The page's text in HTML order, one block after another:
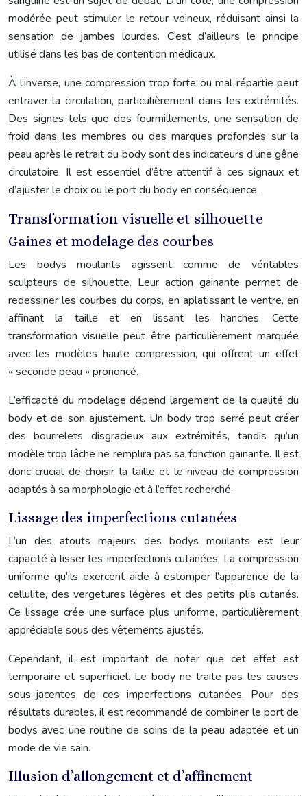
modérée peut stimuler le retour veineux, réduisant ainsi la
sensation de jambes lourdes. C’est d’ailleurs le principe
utilisé dans les bas de contention médicaux.
À l’inverse, une compression trop forte ou mal répartie peut
entraver la circulation, particulièrement dans les extrémités.
Des signes tels que des fourmillements, une sensation de
froid dans les membres ou des marques profondes sur la
peau après le retrait du body sont des indicateurs d’une gêne
circulatoire. Il est essentiel d’être attentif à ces signaux et
d’ajuster le choix ou le port du body en conséquence.
Transformation visuelle et silhouette
Gaines et modelage des courbes
Les bodys moulants agissent comme de véritables
sculpteurs de silhouette. Leur action gainante permet de
redessiner les courbes du corps, en aplatissant le ventre, en
affinant la taille et en lissant les hanches. Cette
transformation visuelle peut être particulièrement marquée
avec les modèles haute compression, qui offrent un effet
« seconde peau » prononcé.
L’efficacité du modelage dépend largement de la qualité du
body et de son ajustement. Un body trop serré peut créer
des bourrelets disgracieux aux extrémités, tandis qu’un
modèle trop lâche ne remplira pas sa fonction gainante. Il est
donc crucial de choisir la taille et le niveau de compression
adaptés à sa morphologie et à l’effet recherché.
Lissage des imperfections cutanées
L’un des atouts majeurs des bodys moulants est leur
capacité à lisser les imperfections cutanées. La compression
uniforme qu’ils exercent aide à estomper l’apparence de la
cellulite, des vergetures légères et des petits plis cutanés.
Ce lissage crée une surface plus uniforme, particulièrement
appréciable sous des vêtements ajustés.
Cependant, il est important de noter que cet effet est
temporaire et superficiel. Le body ne traite pas les causes
sous-jacentes de ces imperfections cutanées. Pour des
résultats durables, il est recommandé de combiner le port de
bodys avec une routine de soins de la peau adaptée et un
mode de vie sain.
Illusion d’allongement et d’affinement